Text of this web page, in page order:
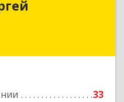
33
Сергей
Подробнее